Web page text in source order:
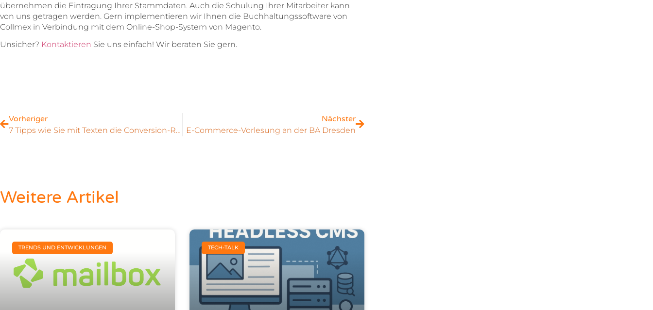
übernehmen die Eintragung Ihrer Stammdaten. Auch die Schulung Ihrer Mitarbeiter kann
von uns getragen werden. Gern implementieren wir Ihnen die Buchhaltungssoftware von
Collmex in Verbindung mit dem Online-Shop-System von Magento.
Unsicher? Kontaktieren Sie uns einfach! Wir beraten Sie gern.
Vorheriger
7 Tipps wie Sie mit Texten die Conversion-Rate Ihres Online-Shops erhöhen
Nächster
E-Commerce-Vorlesung an der BA Dresden
Weitere Artikel
TRENDS UND ENTWICKLUNGEN TECH-TALK